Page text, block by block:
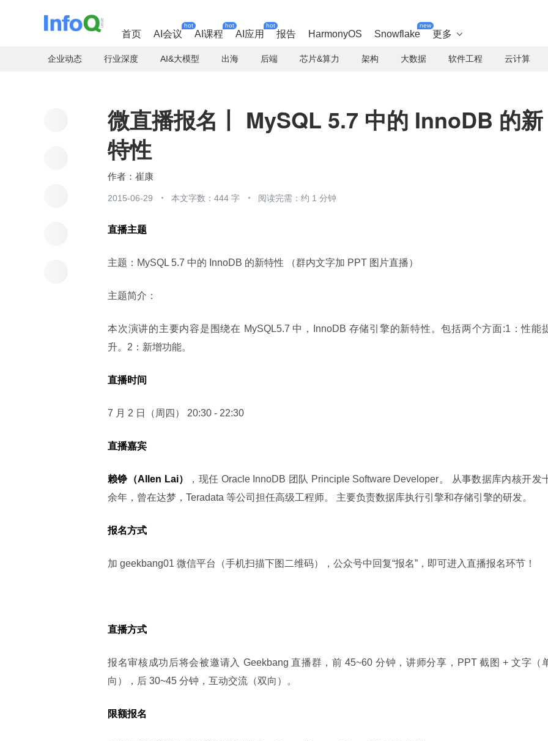
首页 AI会议
hot
AI课程
hot
AI应用
hot
报告 HarmonyOS Snowflake
new
更多 
企业动态 行业深度 AI&大模型 出海 后端 芯片&算力 架构 大数据 软件工程 云计算
微直播报名丨 MySQL 5.7 中的 InnoDB 的新
特性
崔康
2015-06-29 本文字数：444 字 阅读完需：约 1 分钟
直播主题
主题：MySQL 5.7 中的 InnoDB 的新特性 （群内文字加 PPT 图片直播）
主题简介：
本次演讲的主要内容是围绕在 MySQL5.7 中，InnoDB 存储引擎的新特性。包括两个方面:1：性能
升。2：新增功能。
直播时间
7 月 2 日（周四） 20:30 - 22:30
直播嘉宾
赖铮（Allen Lai）
，现任 Oracle InnoDB 团队 Principle Software Developer。 从事数据库内核开发
余年，曾在达梦，Teradata 等公司担任高级工程师。 主要负责数据库执行引擎和存储引擎的研发。
报名方式
加 geekbang01 微信平台（手机扫描下图二维码），公众号中回复“报名”，即可进入直播报名环节！
直播方式
报名审核成功后将会被邀请入 Geekbang 直播群，前 45~60 分钟，讲师分享，PPT 截图 + 文字（
向），后 30~45 分钟，互动交流（双向）。
限额报名